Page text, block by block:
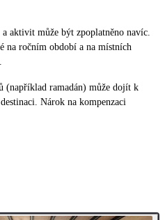
aktivit může být zpoplatněno navíc.
na ročním období a na místních
(například ramadán) může dojít k
Nárok na kompenzaci